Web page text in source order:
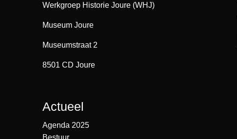
Werkgroep Historie Joure (WHJ)
Museum Joure
Museumstraat 2
8501 CD Joure
Actueel
Agenda 2025